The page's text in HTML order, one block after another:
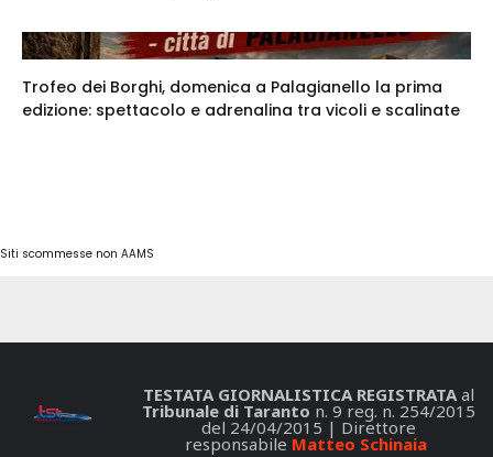
Trofeo dei Borghi, domenica a Palagianello la prima
edizione: spettacolo e adrenalina tra vicoli e scalinate
Siti scommesse non AAMS
TESTATA GIORNALISTICA REGISTRATAal
Tribunale di Taranto n. 9 reg. n. 254/2015
del 24/04/2015 | Direttore
responsabile Matteo Schinaia